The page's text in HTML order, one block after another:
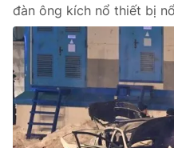
đàn ông kích nổ thiết bị